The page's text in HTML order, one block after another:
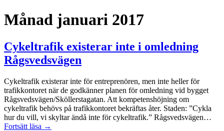
Månad januari 2017
Cykeltrafik existerar inte i omledning
Rågsvedsvägen
Cykeltrafik existerar inte för entreprenören, men inte heller för
trafikkontoret när de godkänner planen för omledning vid bygget
Rågsvedsvägen/Sköllerstagatan. Att kompetenshöjning om
cykeltrafik behövs på trafikkontoret bekräftas åter. Staden: ”Cykla
hur du vill, vi skyltar ändå inte för cykeltrafik.” Rågsvedsvägen…
Fortsätt läsa →